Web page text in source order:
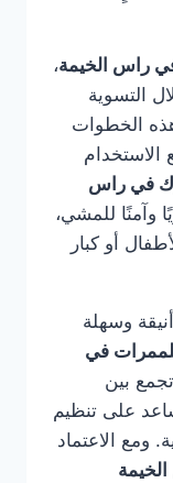
راس الخيمة،
التسوية
الخطوات
في راس
وآمنًا للمشي،
أو كبار
وسهلة
في
بين
على تنظيم
ومع الاعتماد